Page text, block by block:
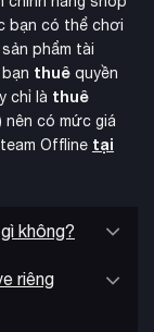
các phụ kiện
hàng trăm vật
phong cách độc
bạn có thể chơi
phẩm tài
thuê quyền
chỉ là thuê
nên có mức giá
Offline tại
không?
riêng